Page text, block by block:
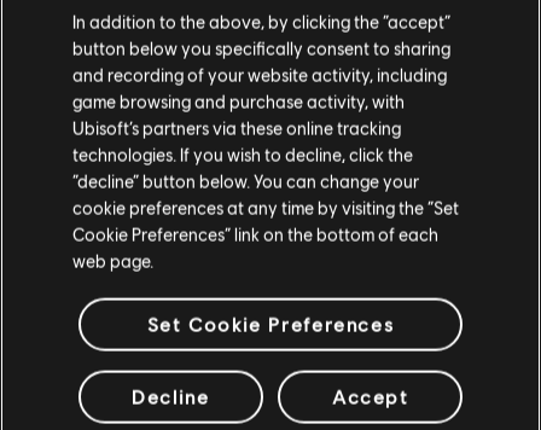
nagrody ekskluzywne zniżki
uproszczone zwroty
Zjednoczone.
Odwiedź nasz lokalny Sklep by dokonać zakupu.
Zostań w obecnym Sklepie
Przejdź do lokalnego Sklepu
In addition to the above, by clicking the “accept”
button below you specifically consent to sharing
and recording of your website activity, including
game browsing and purchase activity, with
Ubisoft’s partners via these online tracking
technologies. If you wish to decline, click the
“decline” button below. You can change your
cookie preferences at any time by visiting the “Set
Cookie Preferences” link on the bottom of each
web page.
Set Cookie Preferences
Decline Accept